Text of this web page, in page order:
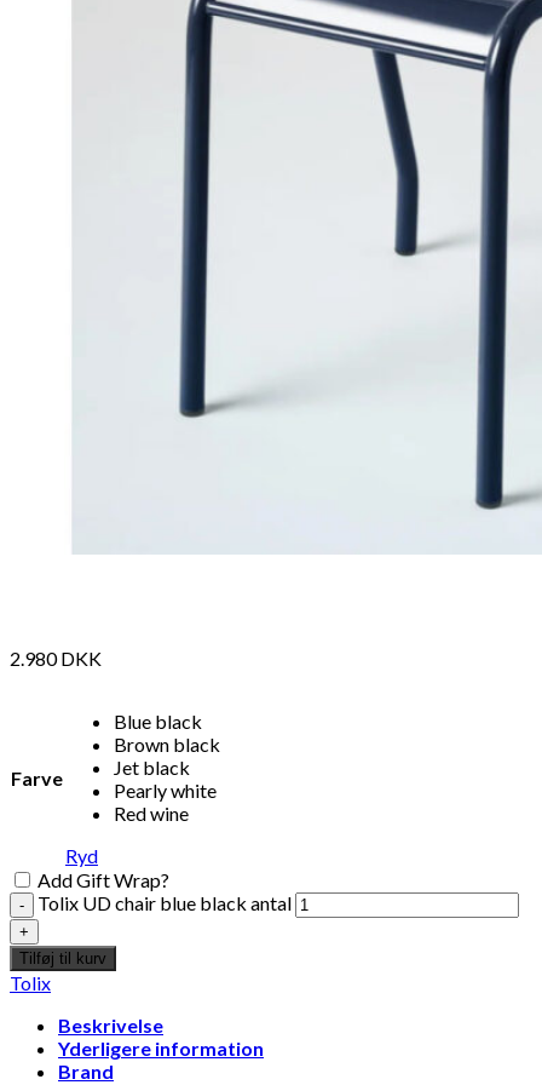
2.980DKK
Farve
Blue black
Brown black
Jet black
Pearly white
Red wine
Ryd
Add Gift Wrap?
Tolix UD chair blue black antal
Tilføj til kurv
Tolix
Beskrivelse
Yderligere information
Brand